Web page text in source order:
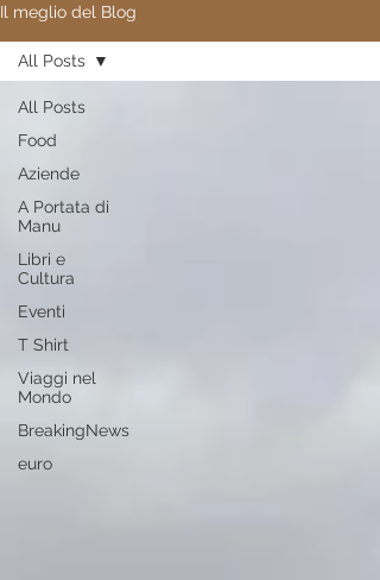
Il meglio del Blog
All Posts
Food
Aziende
A Portata di
Manu
Libri e
Cultura
Eventi
T Shirt
Viaggi nel
Mondo
BreakingNews
euro
All Posts